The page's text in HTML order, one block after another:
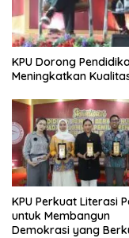
KPU Dorong
Meningkatkan
KPU Perkuat Literasi
untuk Membangun
Demokrasi yang